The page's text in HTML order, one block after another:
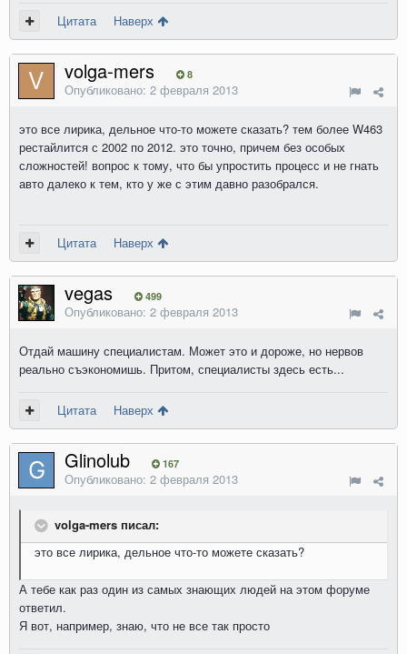
Цитата Наверх
volga-mers 8
Опубликовано: 2 февраля 2013
это все лирика, дельное что-то можете сказать? тем более W463
рестайлится с 2002 по 2012. это точно, причем без особых
сложностей! вопрос к тому, что бы упростить процесс и не гнать
авто далеко к тем, кто у же с этим давно разобрался.
Цитата Наверх
vegas 499
Опубликовано: 2 февраля 2013
Отдай машину специалистам. Может это и дороже, но нервов
реально съэкономишь. Притом, специалисты здесь есть...
Цитата Наверх
Glinolub 167
Опубликовано: 2 февраля 2013
volga-mers писал:
это все лирика, дельное что-то можете сказать?
А тебе как раз один из самых знающих людей на этом форуме
ответил.
Я вот, например, знаю, что не все так просто